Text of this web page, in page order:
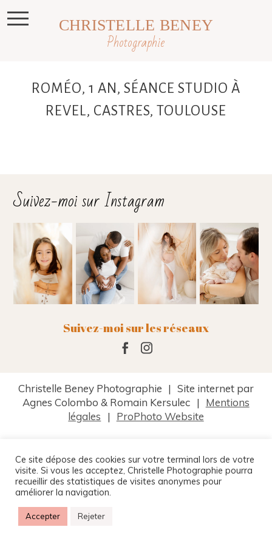
Photographie
CHRISTELLE BENEY
ROMÉO, 1 AN, SÉANCE STUDIO À
REVEL, CASTRES, TOULOUSE
Suivez-moi sur Instagram
Suivez-moi sur les réseaux
Christelle Beney Photographie | Site internet par
Agnes Colombo & Romain Kersulec |
Mentions
légales
| ProPhoto Website
Ce site dépose des cookies sur votre terminal lors de votre
visite. Si vous les acceptez, Christelle Photographie pourra
recueillir des statistiques de visites anonymes pour
améliorer la navigation.
Accepter Rejeter